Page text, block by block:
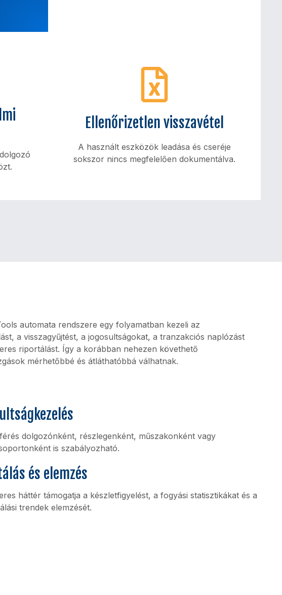
Veszteségforrás
A napi szintű eszközkiadás leköti a raktárat
vagy a műszakvezetést, miközben ez
automatizálható folyamat.
Ellenőrizetlen visszavétel
A használt eszközök leadása és cseréje
sokszor nincs megfelelően dokumentálva.
automata rendszere egy folyamatban kezeli az
a visszagyűjtést, a jogosultságokat, a tranzakciós naplózást
riportálást. Így a korábban nehezen követhető
mérhetőbbé és átláthatóbbá válhatnak.
dolgozónként, részlegenként, műszakonként vagy
is szabályozható.
és elemzés
háttér támogatja a készletfigyelést, a fogyási statisztikákat és a
trendek elemzését.